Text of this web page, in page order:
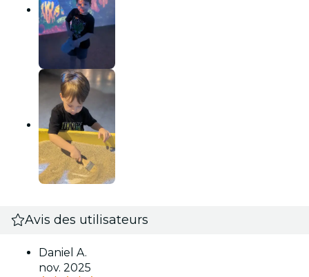
Avis des utilisateurs
Daniel A.
nov. 2025